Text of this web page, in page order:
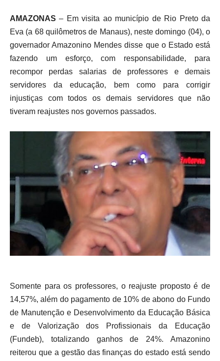
AMAZONAS – Em visita ao município de Rio Preto da
Eva (a 68 quilômetros de Manaus), neste domingo (04), o
governador Amazonino Mendes disse que o Estado está
fazendo um esforço, com responsabilidade, para
recompor perdas salarias de professores e demais
servidores da educação, bem como para corrigir
injustiças com todos os demais servidores que não
tiveram reajustes nos governos passados.
Somente para os professores, o reajuste proposto é de
14,57%, além do pagamento de 10% de abono do Fundo
de Manutenção e Desenvolvimento da Educação Básica
e de Valorização dos Profissionais da Educação
(Fundeb), totalizando ganhos de 24%. Amazonino
reiterou que a gestão das finanças do estado está sendo